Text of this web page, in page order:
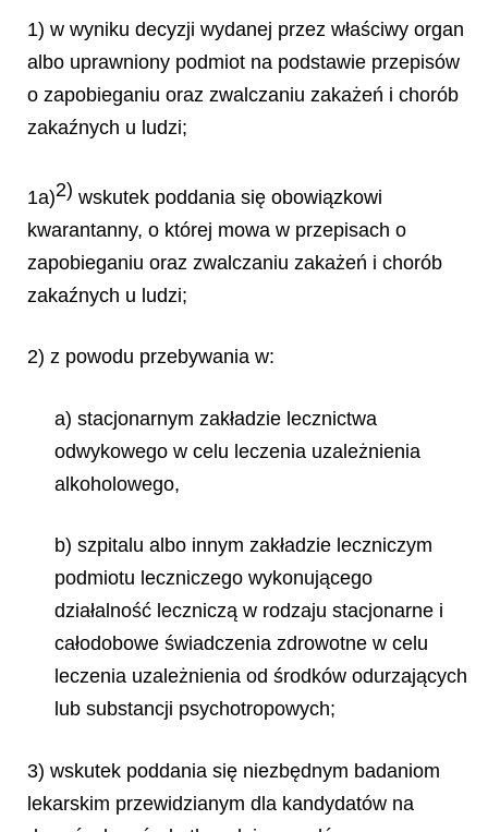
1) w wyniku decyzji wydanej przez właściwy organ
albo uprawniony podmiot na podstawie przepisów
o zapobieganiu oraz zwalczaniu zakażeń i chorób
zakaźnych u ludzi;
1a)2) wskutek poddania się obowiązkowi
kwarantanny, o której mowa w przepisach o
zapobieganiu oraz zwalczaniu zakażeń i chorób
zakaźnych u ludzi;
2) z powodu przebywania w:
a) stacjonarnym zakładzie lecznictwa
odwykowego w celu leczenia uzależnienia
alkoholowego,
b) szpitalu albo innym zakładzie leczniczym
podmiotu leczniczego wykonującego
działalność leczniczą w rodzaju stacjonarne i
całodobowe świadczenia zdrowotne w celu
leczenia uzależnienia od środków odurzających
lub substancji psychotropowych;
3) wskutek poddania się niezbędnym badaniom
lekarskim przewidzianym dla kandydatów na